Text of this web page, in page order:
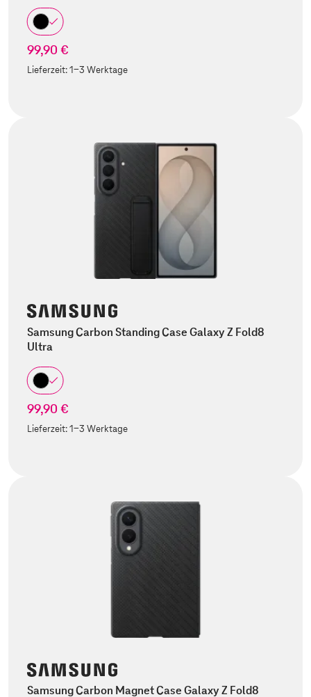
99,90 €
Lieferzeit:1-3 Werktage
Samsung Carbon Standing Case Galaxy Z Fold8
Ultra
99,90 €
Lieferzeit:1-3 Werktage
Samsung Carbon Magnet Case Galaxy Z Fold8